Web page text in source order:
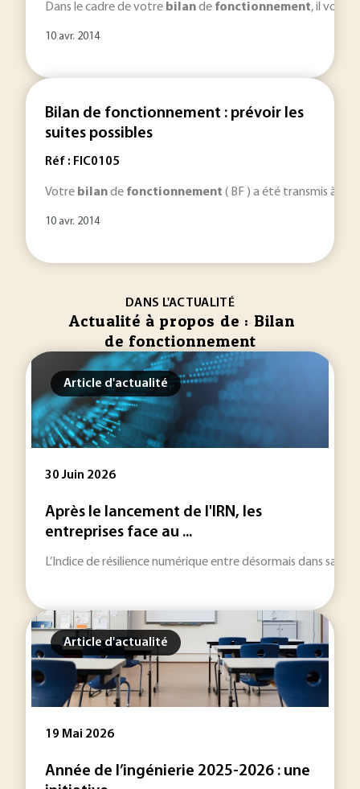
Dans le cadre de votre bilande fonctionnement, il vous
10 avr. 2014
Bilan de fonctionnement : prévoir les
suites possibles
Réf : FIC0105
Votre bilande fonctionnement ( BF ) a été transmis à
10 avr. 2014
DANS L'ACTUALITÉ
Actualité à propos de : Bilan
de fonctionnement
Article d'actualité
30 Juin 2026
Après le lancement de l'IRN, les
entreprises face au ...
L’Indice de résilience numérique entre désormais dans sa
Article d'actualité
19 Mai 2026
Année de l’ingénierie 2025-2026 : une